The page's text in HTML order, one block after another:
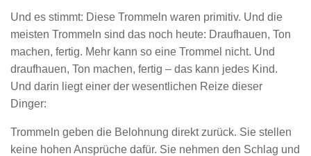
Und es stimmt: Diese Trommeln waren primitiv. Und die
meisten Trommeln sind das noch heute: Draufhauen, Ton
machen, fertig. Mehr kann so eine Trommel nicht. Und
draufhauen, Ton machen, fertig – das kann jedes Kind.
Und darin liegt einer der wesentlichen Reize dieser
Dinger:
Trommeln geben die Belohnung direkt zurück. Sie stellen
keine hohen Ansprüche dafür. Sie nehmen den Schlag und